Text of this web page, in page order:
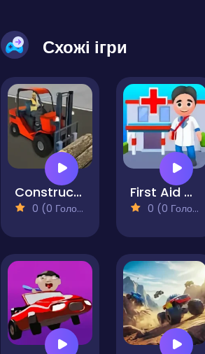
Схожі ігри
Construction Simulator
0 (0 Голосів)
First Aid Driver
0 (0 Голосів)